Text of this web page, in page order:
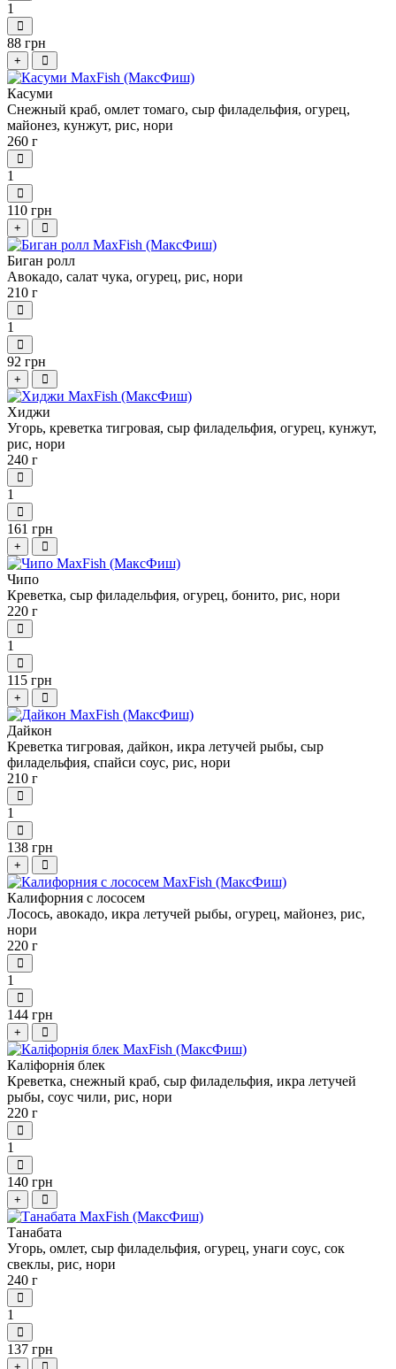
1
88 грн
+
Касуми
Снежный краб, омлет томаго, сыр филадельфия, огурец,
майонез, кунжут, рис, нори
260 г
1
110 грн
+
Биган ролл
Авокадо, салат чука, огурец, рис, нори
210 г
1
92 грн
+
Хиджи
Угорь, креветка тигровая, сыр филадельфия, огурец, кунжут,
рис, нори
240 г
1
161 грн
+
Чипо
Креветка, сыр филадельфия, огурец, бонито, рис, нори
220 г
1
115 грн
+
Дайкон
Креветка тигровая, дайкон, икра летучей рыбы, сыр
филадельфия, спайси соус, рис, нори
210 г
1
138 грн
+
Калифорния с лососем
Лосось, авокадо, икра летучей рыбы, огурец, майонез, рис,
нори
220 г
1
144 грн
+
Каліфорнія блек
Креветка, снежный краб, сыр филадельфия, икра летучей
рыбы, соус чили, рис, нори
220 г
1
140 грн
+
Танабата
Угорь, омлет, сыр филадельфия, огурец, унаги соус, сок
свеклы, рис, нори
240 г
1
137 грн